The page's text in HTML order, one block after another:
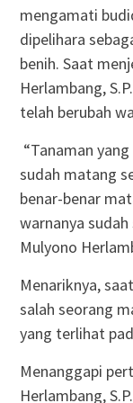
mengamati
dipelihara
benih. Saat
Herlambang,
telah berubah
“Tanaman
sudah matang
benar-benar
warnanya
Mulyono
Menariknya,
salah seorang
yang terlihat
Menanggapi
Herlambang,